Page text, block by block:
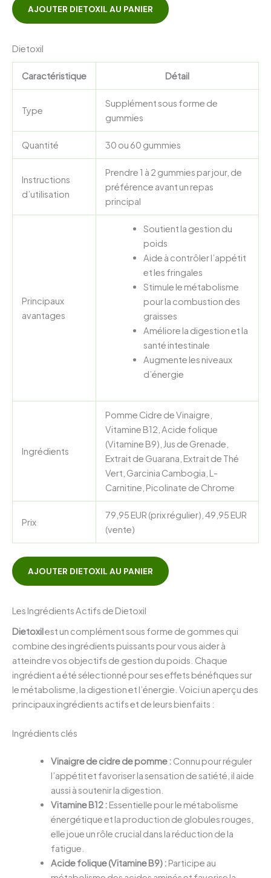
AJOUTER DIETOXIL AU PANIER
Dietoxil
Caractéristique Détail
Type
Supplément sous forme de
gummies
Quantité 30 ou 60 gummies
Instructions
d’utilisation
Prendre 1 à 2 gummies par jour, de
préférence avant un repas
principal
Principaux
avantages
Soutient la gestion du
poids
Aide à contrôler l’appétit
et les fringales
Stimule le métabolisme
pour la combustion des
graisses
Améliore la digestion et la
santé intestinale
Augmente les niveaux
d’énergie
Ingrédients
Pomme Cidre de Vinaigre,
Vitamine B12, Acide folique
(Vitamine B9), Jus de Grenade,
Extrait de Guarana, Extrait de Thé
Vert, Garcinia Cambogia, L-
Carnitine, Picolinate de Chrome
Prix
79,95 EUR (prix régulier), 49,95 EUR
(vente)
AJOUTER DIETOXIL AU PANIER
Les Ingrédients Actifs de Dietoxil
Dietoxilest un complément sous forme de gommes qui
combine des ingrédients puissants pour vous aider à
atteindre vos objectifs de gestion du poids. Chaque
ingrédient a été sélectionné pour ses effets bénéfiques sur
le métabolisme, la digestion et l’énergie. Voici un aperçu des
principaux ingrédients actifs et de leurs bienfaits :
Ingrédients clés
Vinaigre de cidre de pomme : Connu pour réguler
l’appétit et favoriser la sensation de satiété, il aide
aussi à soutenir la digestion.
Vitamine B12 : Essentielle pour le métabolisme
énergétique et la production de globules rouges,
elle joue un rôle crucial dans la réduction de la
fatigue.
Acide folique (Vitamine B9) : Participe au